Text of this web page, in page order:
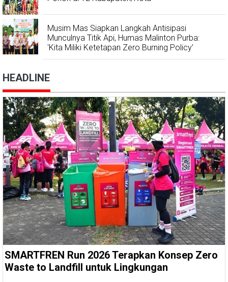
Musim Mas Siapkan Langkah Antisipasi
Munculnya Titik Api, Humas Malinton Purba:
'Kita Miliki Ketetapan Zero Burning Policy'
HEADLINE
SMARTFREN Run 2026 Terapkan Konsep Zero
Waste to Landfill untuk Lingkungan